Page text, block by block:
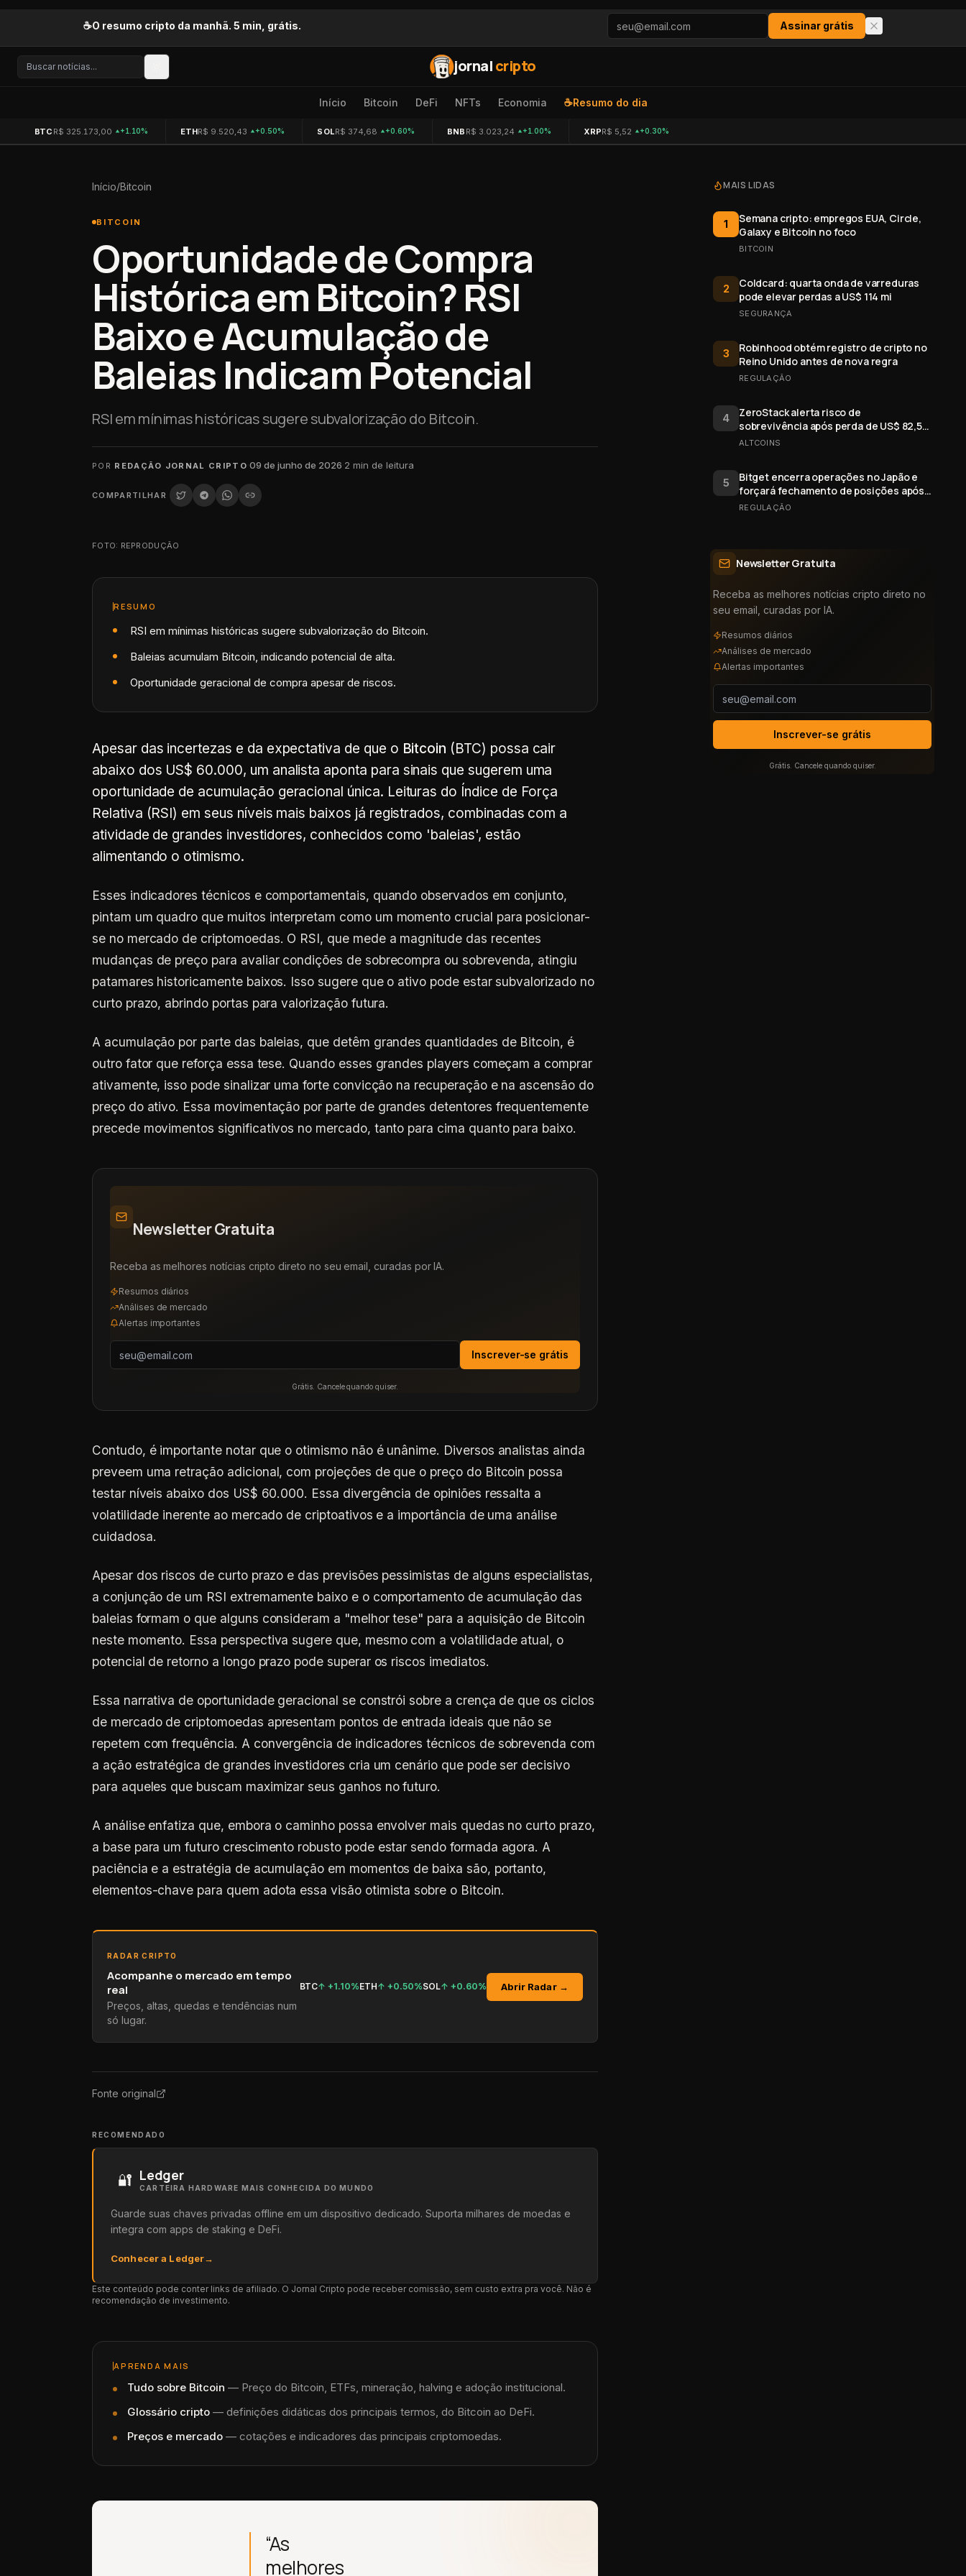
☕ O resumo cripto da manhã. 5 min, grátis. Assinar grátis
jornalcripto
Início Bitcoin DeFi NFTs Economia ☕ Resumo do dia
Início /Bitcoin
Oportunidade de Compra
Histórica em Bitcoin? RSI
Baixo e Acumulação de
Baleias Indicam Potencial
RSI em mínimas históricas sugere subvalorização do Bitcoin.
REDAÇÃO JORNAL CRIPTO
FOTO: REPRODUÇÃO
RSI em mínimas históricas sugere subvalorização do Bitcoin.
Baleias acumulam Bitcoin, indicando potencial de alta.
Oportunidade geracional de compra apesar de riscos.
Apesar das incertezas e da expectativa de que o Bitcoin (BTC) possa cair
abaixo dos US$ 60.000, um analista aponta para sinais que sugerem uma
oportunidade de acumulação geracional única. Leituras do Índice de Força
Relativa (RSI) em seus níveis mais baixos já registrados, combinadas com a
atividade de grandes investidores, conhecidos como 'baleias', estão
alimentando o otimismo.
Esses indicadores técnicos e comportamentais, quando observados em conjunto,
pintam um quadro que muitos interpretam como um momento crucial para posicionar-
se no mercado de criptomoedas. O RSI, que mede a magnitude das recentes
mudanças de preço para avaliar condições de sobrecompra ou sobrevenda, atingiu
patamares historicamente baixos. Isso sugere que o ativo pode estar subvalorizado no
curto prazo, abrindo portas para valorização futura.
A acumulação por parte das baleias, que detêm grandes quantidades de Bitcoin, é
outro fator que reforça essa tese. Quando esses grandes players começam a comprar
ativamente, isso pode sinalizar uma forte convicção na recuperação e na ascensão do
preço do ativo. Essa movimentação por parte de grandes detentores frequentemente
precede movimentos significativos no mercado, tanto para cima quanto para baixo.
Newsletter Gratuita
Receba as melhores notícias cripto direto no seu email, curadas por IA.
Resumos diários
Análises de mercado
Alertas importantes
Inscrever-se grátis
Contudo, é importante notar que o otimismo não é unânime. Diversos analistas ainda
preveem uma retração adicional, com projeções de que o preço do Bitcoin possa
testar níveis abaixo dos US$ 60.000. Essa divergência de opiniões ressalta a
volatilidade inerente ao mercado de criptoativos e a importância de uma análise
cuidadosa.
Apesar dos riscos de curto prazo e das previsões pessimistas de alguns especialistas,
a conjunção de um RSI extremamente baixo e o comportamento de acumulação das
baleias formam o que alguns consideram a "melhor tese" para a aquisição de Bitcoin
neste momento. Essa perspectiva sugere que, mesmo com a volatilidade atual, o
potencial de retorno a longo prazo pode superar os riscos imediatos.
Essa narrativa de oportunidade geracional se constrói sobre a crença de que os ciclos
de mercado de criptomoedas apresentam pontos de entrada ideais que não se
repetem com frequência. A convergência de indicadores técnicos de sobrevenda com
a ação estratégica de grandes investidores cria um cenário que pode ser decisivo
para aqueles que buscam maximizar seus ganhos no futuro.
A análise enfatiza que, embora o caminho possa envolver mais quedas no curto prazo,
a base para um futuro crescimento robusto pode estar sendo formada agora. A
paciência e a estratégia de acumulação em momentos de baixa são, portanto,
elementos-chave para quem adota essa visão otimista sobre o Bitcoin.
Acompanhe o mercado em tempo
real
Preços, altas, quedas e tendências num
só lugar.
BTC ↑ +1.10% ETH ↑ +0.50% SOL ↑ +0.60% Abrir Radar →
Fonte original
🔐 Ledger
CARTEIRA HARDWARE MAIS CONHECIDA DO MUNDO
Guarde suas chaves privadas offline em um dispositivo dedicado. Suporta milhares de moedas e
integra com apps de staking e DeFi.
Este conteúdo pode conter links de afiliado. O Jornal Cripto pode receber comissão, sem custo extra pra você. Não é
recomendação de investimento.
Tudo sobre Bitcoin
Preço do Bitcoin, ETFs, mineração, halving e adoção institucional.
Glossário cripto
— definições didáticas dos principais termos, do Bitcoin ao DeFi.
Preços e mercado
— cotações e indicadores das principais criptomoedas.
“As
melhores
MAIS LIDAS
1
Semana cripto: empregos EUA, Circle,
Galaxy e Bitcoin no foco
2
Coldcard: quarta onda de varreduras
pode elevar perdas a US$ 114 mi
3
Robinhood obtém registro de cripto no
Reino Unido antes de nova regra
REGULAÇÃO
4
ZeroStack alerta risco de
sobrevivência após perda de US$ 82,5
mi em ativos digitais
5
Bitget encerra operações no Japão e
forçará fechamento de posições após
31 de dezembro
REGULAÇÃO
Newsletter Gratuita
Receba as melhores notícias cripto direto no
seu email, curadas por IA.
Resumos diários
Análises de mercado
Alertas importantes
Inscrever-se grátis